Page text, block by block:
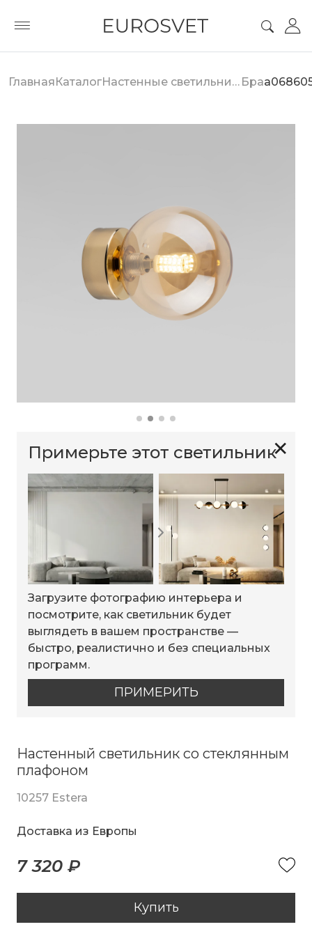
ГлавнаяКаталог Настенные светильники Бра
✕
Примерьте этот светильник
Загрузите фотографию интерьера и
посмотрите, как светильник будет
выглядеть в вашем пространстве —
быстро, реалистично и без специальных
программ.
ПРИМЕРИТЬ
Настенный светильник со стеклянным
плафоном
10257 Estera
Доставка из Европы
7 320 ₽
Купить